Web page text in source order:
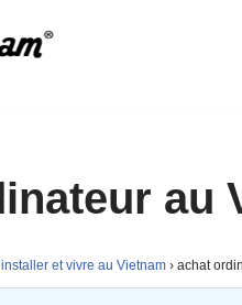
au
et vivre au Vietnam › achat